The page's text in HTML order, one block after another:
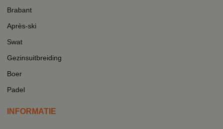
Brabant
Après-ski
Swat
Gezinsuitbreiding
Boer
Padel
INFORMATIE